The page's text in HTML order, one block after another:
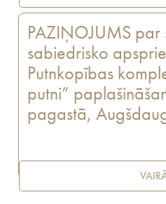
PAZIŅOJUMS par
sabiedrisko
Putnkopības
putni”
pagastā,